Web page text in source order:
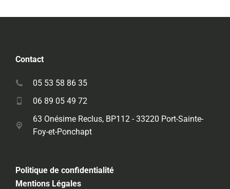
Contact
05 53 58 86 35
06 89 05 49 72
63 Onésime Reclus, BP112 - 33220 Port-Sainte-
Foy-et-Ponchapt
Politique de confidentialité
Mentions Légales